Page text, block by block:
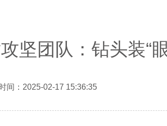
坚团队：钻头装“
2025-02-17 15:36:35